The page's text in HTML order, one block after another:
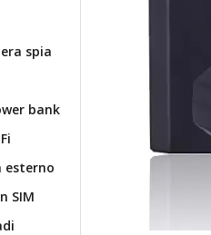
spia
bank
esterno
SIM